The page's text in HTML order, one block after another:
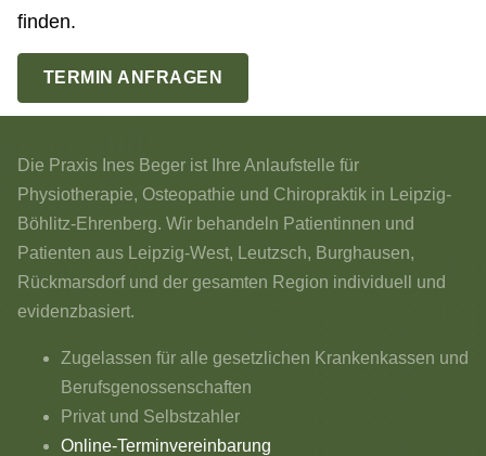
finden.
TERMIN ANFRAGEN
Die Praxis Ines Beger ist Ihre Anlaufstelle für
Physiotherapie, Osteopathie und Chiropraktik in Leipzig-
Böhlitz-Ehrenberg. Wir behandeln Patientinnen und
Patienten aus Leipzig-West, Leutzsch, Burghausen,
Rückmarsdorf und der gesamten Region individuell und
evidenzbasiert.
Zugelassen für alle gesetzlichen Krankenkassen und
Berufsgenossenschaften
Privat und Selbstzahler
Online-Terminvereinbarung